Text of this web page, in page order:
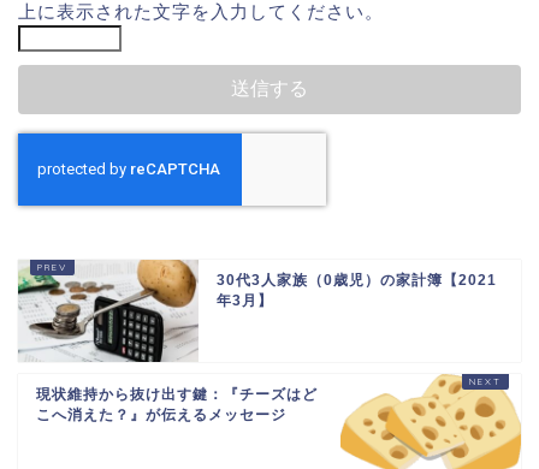
上に表示された文字を入力してください。
30代3人家族（0歳児）の家計簿【2021
年3月】
現状維持から抜け出す鍵：『チーズはど
こへ消えた？』が伝えるメッセージ